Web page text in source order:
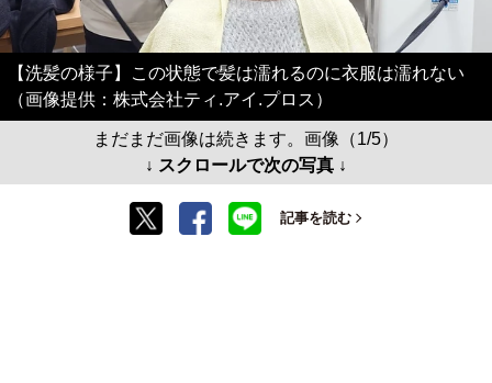
【洗髪の様子】この状態で髪は濡れるのに衣服は濡れない
（画像提供：株式会社ティ.アイ.プロス）
まだまだ画像は続きます。画像（1/5）
↓ スクロールで次の写真 ↓
記事を読む